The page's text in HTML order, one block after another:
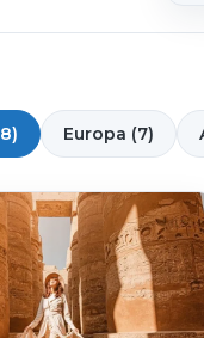
Europa (7)